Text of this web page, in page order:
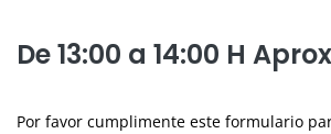
De 13:00 a 14:00 H
Por favor cumplimente este formulario